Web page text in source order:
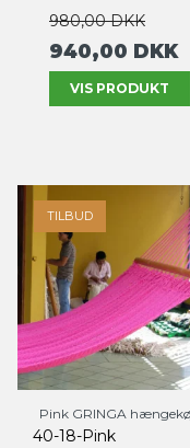
980,00 DKK
940,00 DKK
VIS PRODUKT
TILBUD
Pink GRINGA
40-18-Pink